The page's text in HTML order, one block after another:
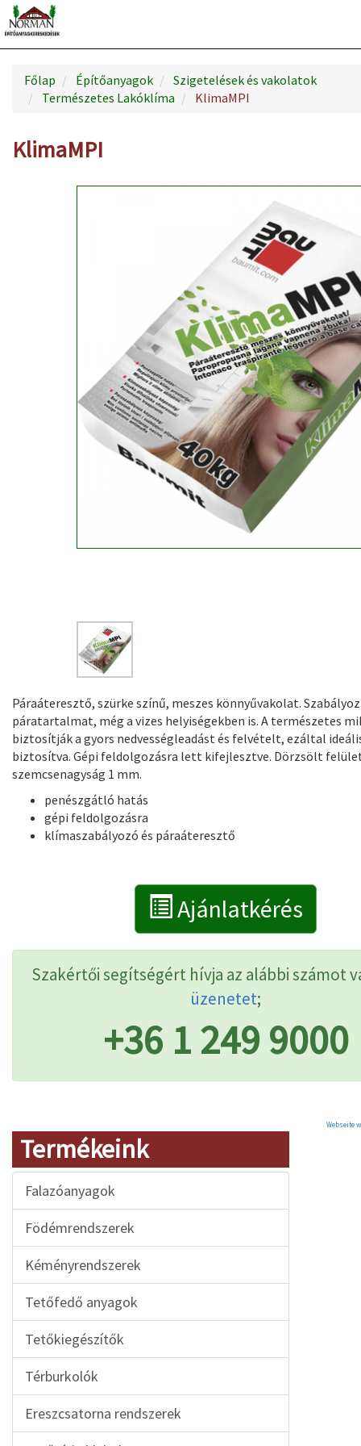
Főlap Építőanyagok
Szigetelések és vakolatok
Természetes Lakóklíma
KlimaMPI
KlimaMPI
Páraáteresztő, szürke színű, meszes könnyűvakolat.
páratartalmat, még a vizes helyiségekben is. A természetes
biztosítják a gyors nedvességleadást és felvételt, ezáltal
biztosítva. Gépi feldolgozásra lett kifejlesztve. Dörzsölt
szemcsenagyság 1 mm.
penészgátló hatás
gépi feldolgozásra
klímaszabályozó és páraáteresztő
Ajánlatkérés
Szakértői segítségért hívja az alábbi számot
üzenetet;
+36 1 249 9000
Webseite
Termékeink
Falazóanyagok
Födémrendszerek
Kéményrendszerek
Tetőfedő anyagok
Tetőkiegészítők
Térburkolók
Ereszcsatorna rendszerek